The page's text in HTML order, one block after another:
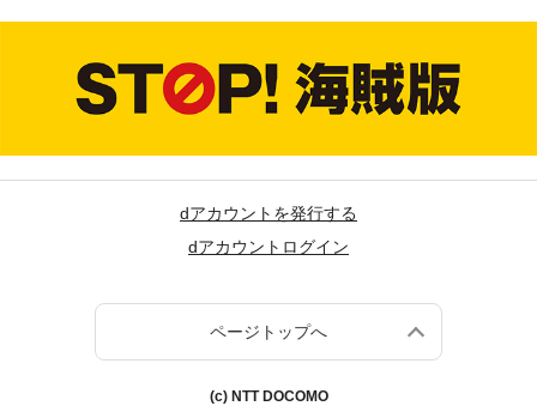
dアカウントを発行する
dアカウントログイン
ページトップへ
(c) NTT DOCOMO